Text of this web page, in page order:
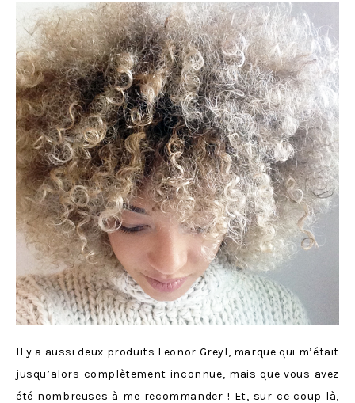
Il y a aussi deux produits Leonor Greyl, marque qui m’était
jusqu’alors complètement inconnue, mais que vous avez
été nombreuses à me recommander ! Et, sur ce coup là,